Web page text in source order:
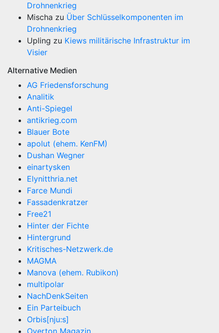
Drohnenkrieg
Mischa zu Über Schlüsselkomponenten im
Drohnenkrieg
Upling zu Kiews militärische Infrastruktur im
Visier
Alternative Medien
AG Friedensforschung
Analitik
Anti-Spiegel
antikrieg.com
Blauer Bote
apolut (ehem. KenFM)
Dushan Wegner
einartysken
Elynitthria.net
Farce Mundi
Fassadenkratzer
Free21
Hinter der Fichte
Hintergrund
Kritisches-Netzwerk.de
MAGMA
Manova (ehem. Rubikon)
multipolar
NachDenkSeiten
Ein Parteibuch
Orbis[nju:s]
Overton Magazin